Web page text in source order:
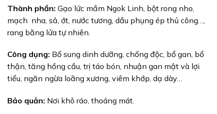
Thành phần: Gạo lức mầm Ngok Linh, bột rong nho,
mạch nha, sả, ớt, nước tương, dầu phụng ép thủ công…,
rang bằng lửa tự nhiên.
Công dụng: Bổ sung dinh dưỡng, chống độc, bổ gan, bổ
thận, tăng hồng cầu, trị táo bón, nhuận gan mật và lợi
tiểu, ngăn ngừa loãng xương, viêm khớp, dạ dày…
Bảo quản: Nơi khô ráo, thoáng mát.